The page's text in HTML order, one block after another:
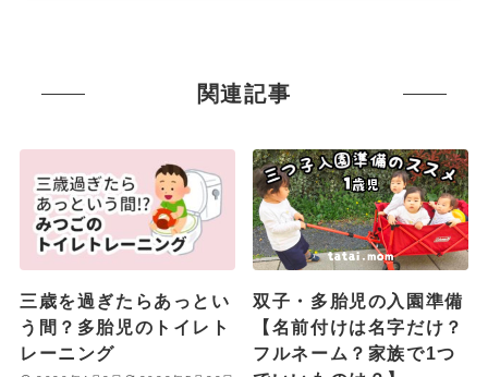
関連記事
三歳を過ぎたらあっとい
う間？多胎児のトイレト
レーニング
双子・多胎児の入園準備
【名前付けは名字だけ？
フルネーム？家族で1つ